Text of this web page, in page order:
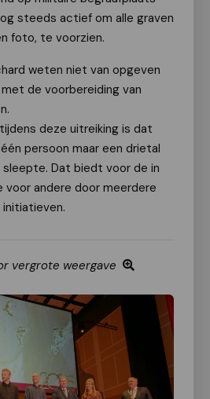
steeds actief om alle graven
foto, te voorzien.
weten niet van opgeven
de voorbereiding van
deze uitreiking is dat
persoon maar een drietal
Dat biedt voor de in
andere door meerdere
vergrote weergave